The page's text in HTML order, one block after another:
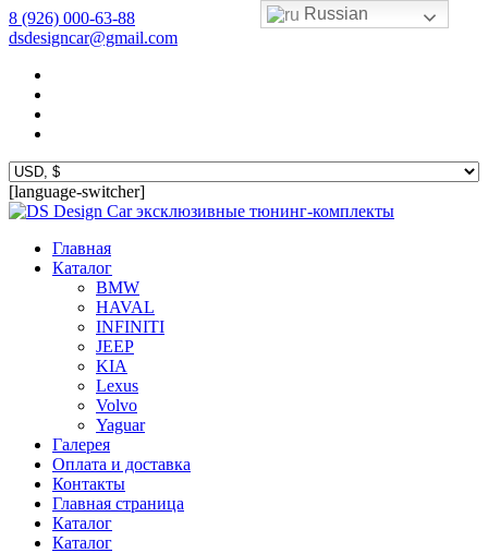
8 (926) 000-63-88
dsdesigncar@gmail.com
[language-switcher]
эксклюзивные тюнинг-комплекты
Главная
Каталог
BMW
HAVAL
INFINITI
JEEP
KIA
Lexus
Volvo
Yaguar
Галерея
Оплата и доставка
Контакты
Главная страница
Каталог
Каталог
Russian